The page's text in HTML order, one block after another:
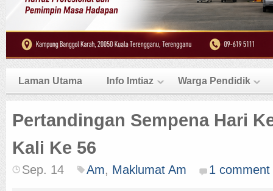
Laman Utama Info Imtiaz Warga Pendidik
Pertandingan Sempena Hari
Kali Ke 56
Sep. 14 Am, Maklumat Am 1 comment